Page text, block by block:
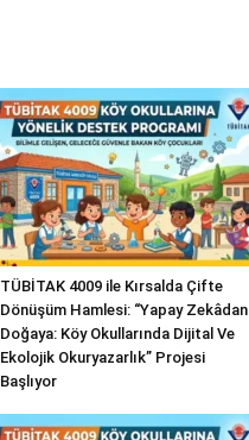
TÜBİTAK 4009 ile Kırsalda Çifte
Dönüşüm Hamlesi: “Yapay Zekâdan
Doğaya: Köy Okullarında Dijital Ve
Ekolojik Okuryazarlık” Projesi
Başlıyor